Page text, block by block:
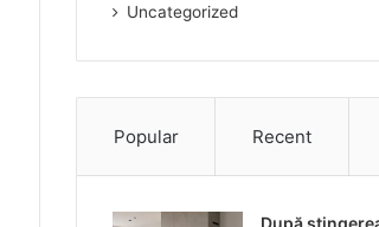
Uncategorized
Popular Recent
După